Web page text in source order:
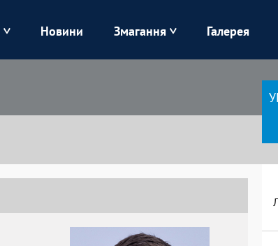
Колос
Новини Змагання Галерея